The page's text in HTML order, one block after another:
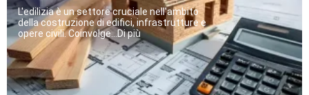
L'edilizia è un settore cruciale nell'ambito
della costruzione di edifici, infrastrutture e
opere civili. Coinvolge...Di più